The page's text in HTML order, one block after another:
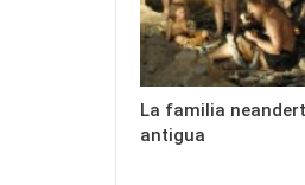
La familia
antigua